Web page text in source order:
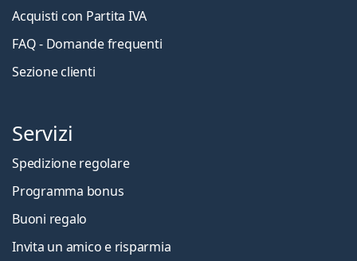
Acquisti con Partita IVA
FAQ - Domande frequenti
Sezione clienti
Servizi
Spedizione regolare
Programma bonus
Buoni regalo
Invita un amico e risparmia